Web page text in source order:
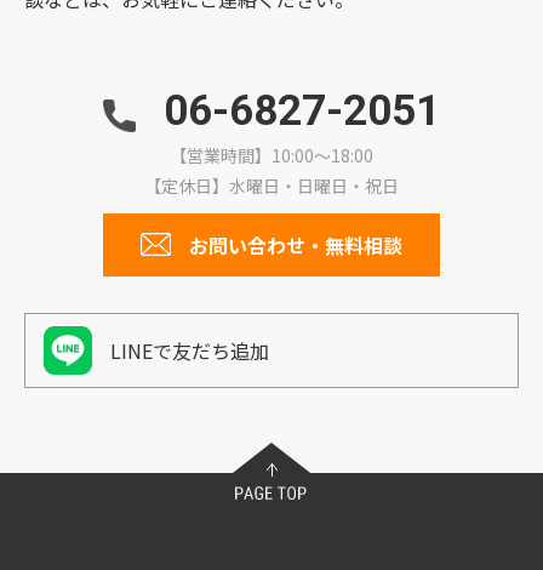
06-6827-2051
【営業時間】10:00～18:00
【定休日】水曜日・日曜日・祝日
お問い合わせ・無料相談
LINEで友だち追加